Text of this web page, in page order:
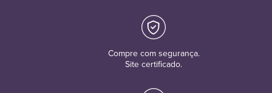
Compre com segurança.
Site certificado.